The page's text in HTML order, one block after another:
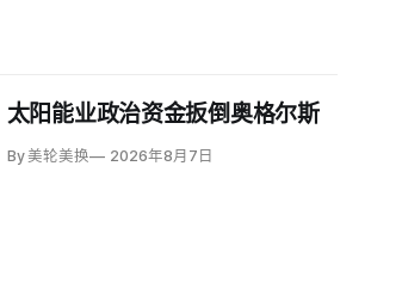
太阳能业政治资金扳倒奥格尔斯
By 美轮美换 2026年8月7日